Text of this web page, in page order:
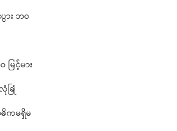
ား ဘဝ
င့်မား
ခြုံ
ကမရှိမ